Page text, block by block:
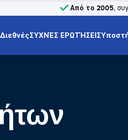
Από το 2005,
ΔιεθνέςΣΥΧΝΈΣ ΕΡΩΤΉΣΕΙΣ